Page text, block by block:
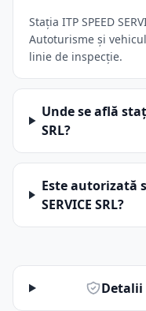
Stația ITP SPEED
Autoturisme și
linie de inspecție.
Unde se află
SRL?
Este autorizată
SERVICE SRL?
Detalii